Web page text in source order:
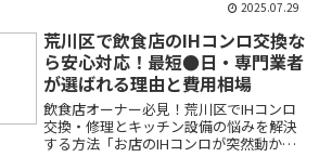
の大切な決断です。しかし「いざリフォ
ーム」となると「費用はどれくらい？」
「どんな業者を選べ...
2025.07.29
荒川区で飲食店のIHコンロ交換な
ら安心対応！最短●日・専門業者
が選ばれる理由と費用相場
飲食店オーナー必見！荒川区でIHコンロ
交換・修理とキッチン設備の悩みを解決
する方法「お店のIHコンロが突然動かな